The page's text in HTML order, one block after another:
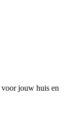
voor jouw huis en